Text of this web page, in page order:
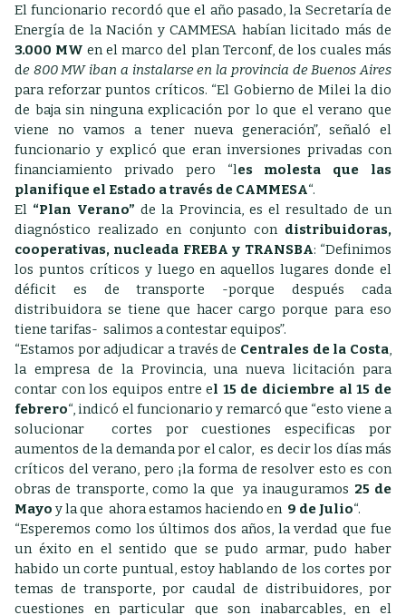
El funcionario recordó que el año pasado, la Secretaría de
Energía de la Nación y CAMMESA habían licitado más de
3.000 MW en el marco del plan Terconf, de los cuales más
de 800 MW iban a instalarse en la provincia de Buenos Aires
para reforzar puntos críticos. “El Gobierno de Milei la dio
de baja sin ninguna explicación por lo que el verano que
viene no vamos a tener nueva generación”, señaló el
funcionario y explicó que eran inversiones privadas con
financiamiento privado pero “les molesta que las
planifique el Estado a través de CAMMESA“.
El “Plan Verano” de la Provincia, es el resultado de un
diagnóstico realizado en conjunto condistribuidoras,
cooperativas, nucleada FREBA y TRANSBA: “Definimos
los puntos críticos y luego en aquellos lugares donde el
déficit es de transporte -porque después cada
distribuidora se tiene que hacer cargo porque para eso
tiene tarifas- salimos a contestar equipos”.
“Estamos por adjudicar a través de Centrales de la Costa,
la empresa de la Provincia, una nueva licitación para
contar con los equipos entre el 15 de diciembre al 15 de
febrero“, indicó el funcionario y remarcó que “esto viene a
solucionar cortes por cuestiones especificas por
aumentos de la demanda por el calor, es decir los días más
críticos del verano, pero ¡la forma de resolver esto es con
obras de transporte, como la que ya inauguramos 25 de
Mayo y la que ahora estamos haciendo en 9 de Julio“.
“Esperemos como los últimos dos años, la verdad que fue
un éxito en el sentido que se pudo armar, pudo haber
habido un corte puntual, estoy hablando de los cortes por
temas de transporte, por caudal de distribuidores, por
cuestiones en particular que son inabarcables, en el